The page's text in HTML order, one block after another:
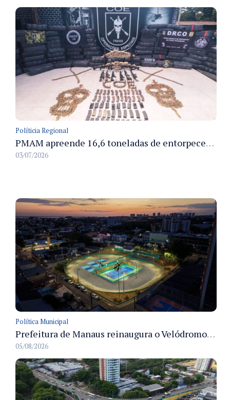
Políticia Regional
PMAM apreende 16,6 toneladas de entorpecentes e registra aumento nas prisões em flagrante e nas capturas de foragidos no primeiro semestre de 2026
03/07/2026
Política Municipal
Prefeitura de Manaus reinaugura o Velódromo Professora Alzira Campos e entrega espaço esportivo totalmente revitalizado
05/08/2026